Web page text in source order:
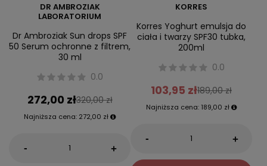
DR AMBROZIAK
LABORATORIUM
Dr Ambroziak Sun drops SPF
50 Serum ochronne z filtrem,
30 ml
0.0
272,00 zł320,00 zł
Najniższa cena: 272,00 zł
- +
KORRES
Korres Yoghurt emulsja do
ciała i twarzy SPF30 tubka,
200ml
0.0
103,95 zł189,00 zł
Najniższa cena: 189,00 zł
- +